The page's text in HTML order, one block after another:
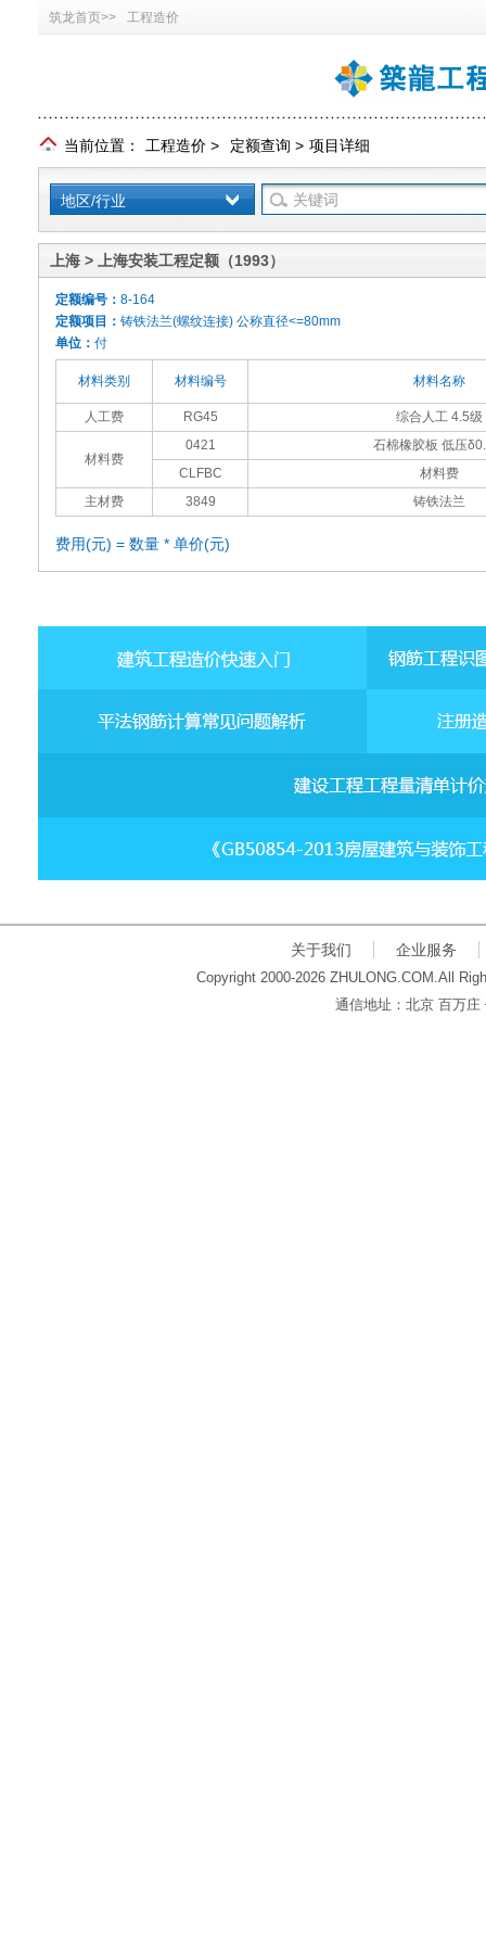
筑龙首页>> 工程造价
当前位置： 工程造价 > 定额查询 > 项目详细
地区/行业
上海 > 上海安装工程定额（1993）
定额编号： 8-164
定额项目： 铸铁法兰(螺纹连接) 公称直径<=80mm
单位： 付
材料类别 材料编号 材料名称
人工费 RG45 综合人工 4.5级
材料费
0421
石棉橡胶板 低压
CLFBC
材料费
主材费
3849 铸铁法兰
费用(元) = 数量 * 单价(元)
关于我们 企业服务
Copyright 2000-2026 ZHULONG.COM.All
通信地址：北京 百万